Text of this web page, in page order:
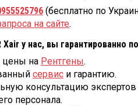
(бесплатно по
на сайте.
Xair у нас, вы гарантированно
цены на Рентгены.
сервис и гарантию.
консультацию экспертов
персонала.